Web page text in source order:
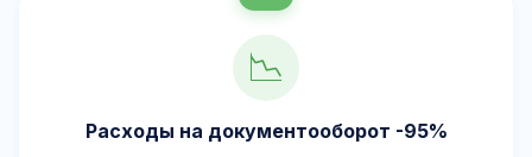
📉
Расходы на документооборот -95%